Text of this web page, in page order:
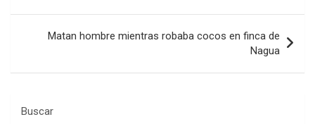
entradas
Matan hombre mientras robaba cocos en finca de
Nagua
Buscar